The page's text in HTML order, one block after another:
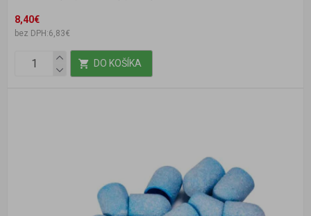
8,40€
bez DPH:6,83€
DO KOŠÍKA